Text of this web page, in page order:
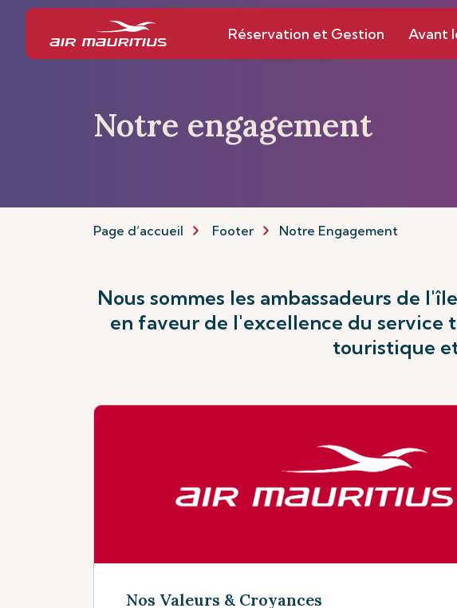
Réservation et Gestion Avant
Notre engagement
Page d’accueil Footer Notre Engagement
Nous sommes les ambassadeurs de
en faveur de l'excellence du service
touristique
Nos Valeurs & Croyances